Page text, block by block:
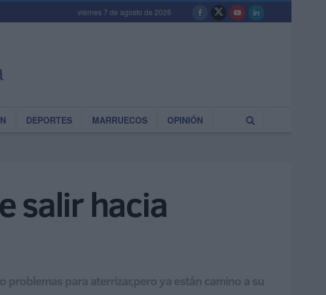
viernes 7 de agosto de 2026
DEPORTES MARRUECOS OPINIÓN
salir hacia
para aterrizar,pero ya están camino a su